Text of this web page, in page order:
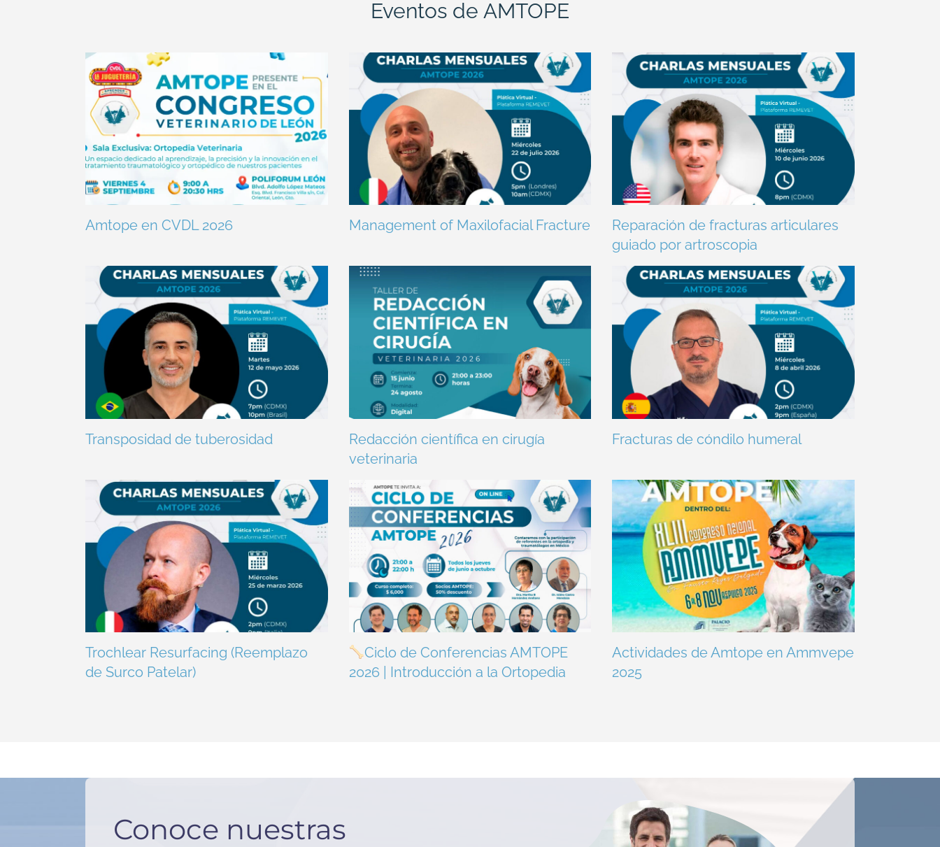
Eventos de AMTOPE
Amtope en CVDL 2026 Management of Maxilofacial Fracture
Reparación de fracturas articulares
guiado por artroscopia
Transposidad de tuberosidad
Redacción científica en cirugía
veterinaria
Fracturas de cóndilo humeral
Trochlear Resurfacing (Reemplazo
de Surco Patelar)
Ciclo de Conferencias AMTOPE
2026 | Introducción a la Ortopedia
Actividades de Amtope en Ammvepe
2025
Conoce nuestras